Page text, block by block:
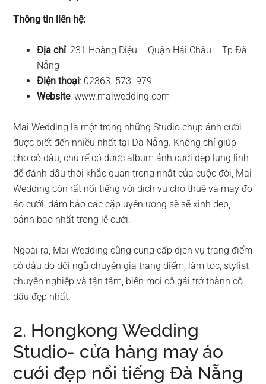
Thông tin liên hệ:
Địa chỉ: 231 Hoàng Diệu – Quận Hải Châu – Tp Đà
Nẵng
Điện thoại: 02363. 573. 979
Website: www.maiwedding.com
Mai Wedding là một trong những Studio chụp ảnh cưới
được biết đến nhiều nhất tại Đà Nẵng. Không chỉ giúp
cho cô dâu, chú rể có được album ảnh cưới đẹp lung linh
để đánh dấu thời khắc quan trọng nhất của cuộc đời, Mai
Wedding còn rất nổi tiếng với dịch vụ cho thuê và may đo
áo cưới, đảm bảo các cặp uyên ương sẽ sẽ xinh đẹp,
bảnh bao nhất trong lễ cưới.
Ngoài ra, Mai Wedding cũng cung cấp dịch vụ trang điểm
cô dâu do đội ngũ chuyên gia trang điểm, làm tóc, stylist
chuyên nghiệp và tận tâm, biến mọi cô gái trở thành cô
dâu đẹp nhất.
2. Hongkong Wedding
Studio- cửa hàng may áo
cưới đẹp nổi tiếng Đà Nẵng